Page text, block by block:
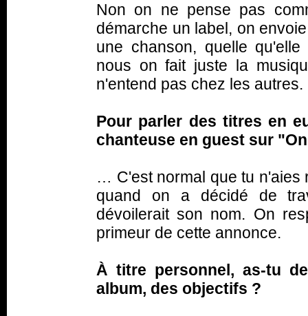
Non on ne pense pas
démarche un label, on
une chanson, quelle
nous on fait juste la
n'entend pas chez les autres.
Pour parler des titres en
chanteuse en guest sur
… C'est normal que tu n'aies
quand on a décidé de
dévoilerait son nom. On
primeur de cette annonce.
À titre personnel, as-tu
album, des objectifs ?